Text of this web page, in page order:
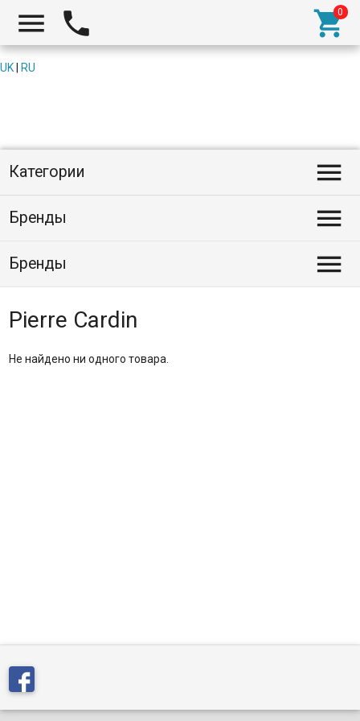
  
UK RU
Категории 
Бренды 
Бренды 
Pierre Cardin
Не найдено ни одного товара.